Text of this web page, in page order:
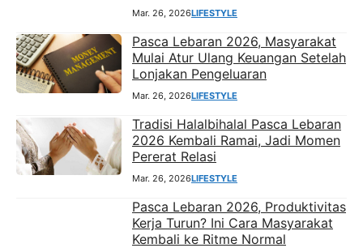
Mar. 26, 2026LIFESTYLE
Pasca Lebaran 2026, Masyarakat
Mulai Atur Ulang Keuangan Setelah
Lonjakan Pengeluaran
Mar. 26, 2026LIFESTYLE
Tradisi Halalbihalal Pasca Lebaran
2026 Kembali Ramai, Jadi Momen
Pererat Relasi
Mar. 26, 2026LIFESTYLE
Pasca Lebaran 2026, Produktivitas
Kerja Turun? Ini Cara Masyarakat
Kembali ke Ritme Normal